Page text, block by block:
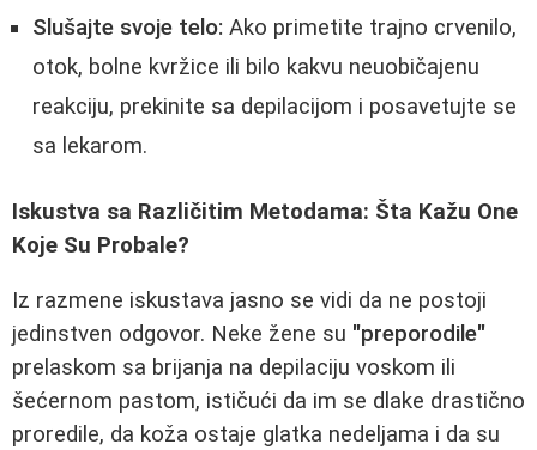
Slušajte svoje telo: Ako primetite trajno crvenilo,
otok, bolne kvržice ili bilo kakvu neuobičajenu
reakciju, prekinite sa depilacijom i posavetujte se
sa lekarom.
Iskustva sa Različitim Metodama: Šta Kažu One
Koje Su Probale?
Iz razmene iskustava jasno se vidi da ne postoji
jedinstven odgovor. Neke žene su "preporodile"
prelaskom sa brijanja na depilaciju voskom ili
šećernom pastom, ističući da im se dlake drastično
proredile, da koža ostaje glatka nedeljama i da su